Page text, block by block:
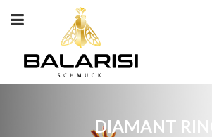
DIAMANT RING